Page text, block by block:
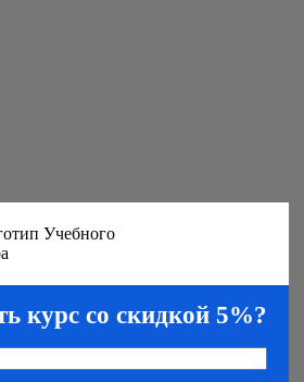
курс со скидкой 5%?